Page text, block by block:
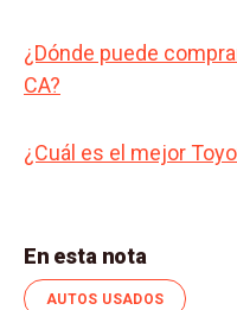
¿Dónde puede
CA?
¿Cuál es el mejor
En esta nota
AUTOS USADOS